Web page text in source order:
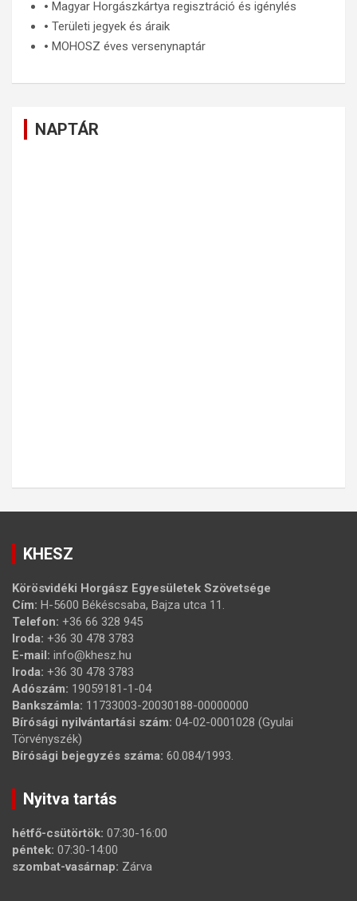
🞄 Magyar Horgászkártya regisztráció és igénylés
🞄 Területi jegyek és áraik
🞄 MOHOSZ éves versenynaptár
NAPTÁR
KHESZ
Körösvidéki Horgász Egyesületek Szövetsége
Cím: H-5600 Békéscsaba, Bajza utca 11.
Telefon: +36 66 328 945
Iroda: +36 30 478 3783
E-mail: info@khesz.hu
Iroda: +36 30 478 3783
Adószám: 19059181-1-04
Bankszámla: 11733003-20030188-00000000
Bírósági nyilvántartási szám: 04-02-0001028 (Gyulai
Törvényszék)
Bírósági bejegyzés száma: 60.084/1993.
Nyitva tartás
hétfő-csütörtök: 07:30-16:00
péntek: 07:30-14:00
szombat-vasárnap: Zárva